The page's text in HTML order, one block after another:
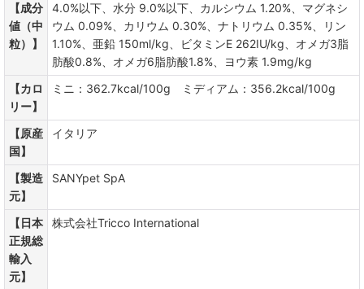
【成分
値（中
粒）】
4.0%以下、水分 9.0%以下、カルシウム 1.20%、マグネシ
ウム 0.09%、カリウム 0.30%、ナトリウム 0.35%、リン
1.10%、亜鉛 150ml/kg、ビタミンE 262IU/kg、オメガ3脂
肪酸0.8%、オメガ6脂肪酸1.8%、ヨウ素 1.9mg/kg
【カロ
リー】
ミニ：362.7kcal/100g ミディアム：356.2kcal/100g
【原産
国】
イタリア
【製造
元】
SANYpet SpA
【日本
正規総
輸入
元】
株式会社Tricco International